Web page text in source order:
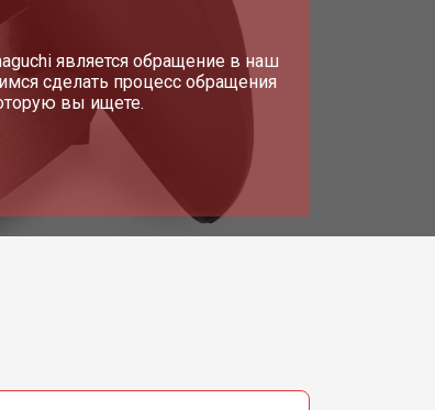
является обращение в наш
сделать процесс обращения
вы ищете.